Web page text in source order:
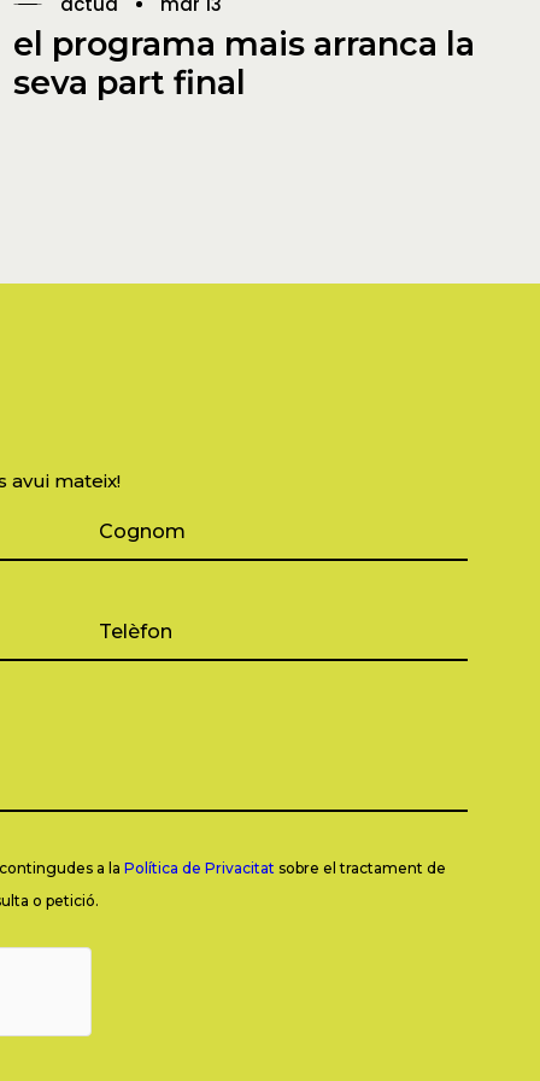
el programa mais arranca la
seva part final
avui mateix!
a la Política de Privacitat sobre el tractament de
o petició.